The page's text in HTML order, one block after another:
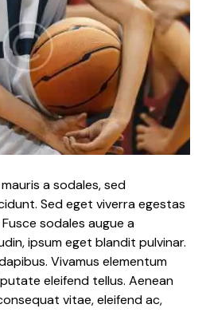
Sed eget viverra egestas
sodales augue a
ipsum eget blandit pulvinar.
Vivamus elementum
eleifend tellus. Aenean
vitae, eleifend ac,